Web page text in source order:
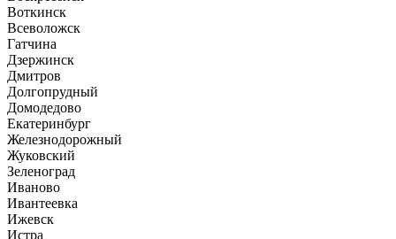
Воткинск
Всеволожск
Гатчина
Дзержинск
Дмитров
Долгопрудный
Домодедово
Екатеринбург
Железнодорожный
Жуковский
Зеленоград
Иваново
Ивантеевка
Ижевск
Истра